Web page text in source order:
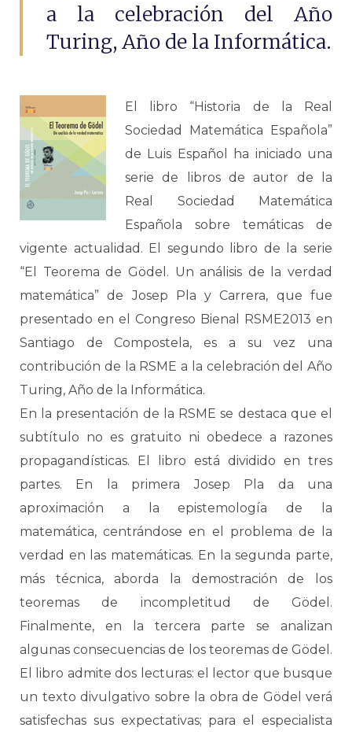
a la celebración del Año
Turing, Año de la Informática.
El libro “Historia de la Real
Sociedad Matemática Española”
de Luis Español ha iniciado una
serie de libros de autor de la
Real Sociedad Matemática
Española sobre temáticas de
vigente actualidad. El segundo libro de la serie
“El Teorema de Gödel. Un análisis de la verdad
matemática” de Josep Pla y Carrera, que fue
presentado en el Congreso Bienal RSME2013 en
Santiago de Compostela, es a su vez una
contribución de la RSME a la celebración del Año
Turing, Año de la Informática.
En la presentación de la RSME se destaca que el
subtítulo no es gratuito ni obedece a razones
propagandísticas. El libro está dividido en tres
partes. En la primera Josep Pla da una
aproximación a la epistemología de la
matemática, centrándose en el problema de la
verdad en las matemáticas. En la segunda parte,
más técnica, aborda la demostración de los
teoremas de incompletitud de Gödel.
Finalmente, en la tercera parte se analizan
algunas consecuencias de los teoremas de Gödel.
El libro admite dos lecturas: el lector que busque
un texto divulgativo sobre la obra de Gödel verá
satisfechas sus expectativas; para el especialista